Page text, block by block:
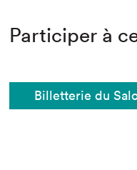
Participer à
Billetterie du